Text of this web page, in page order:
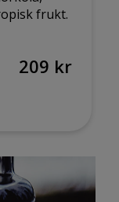
frukt.
209 kr